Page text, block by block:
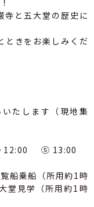
寺と五大堂の歴史に
ときをお楽しみくだ
たします（現地集
⑤13:00
船乗船（所用約1時
堂見学（所用約1時